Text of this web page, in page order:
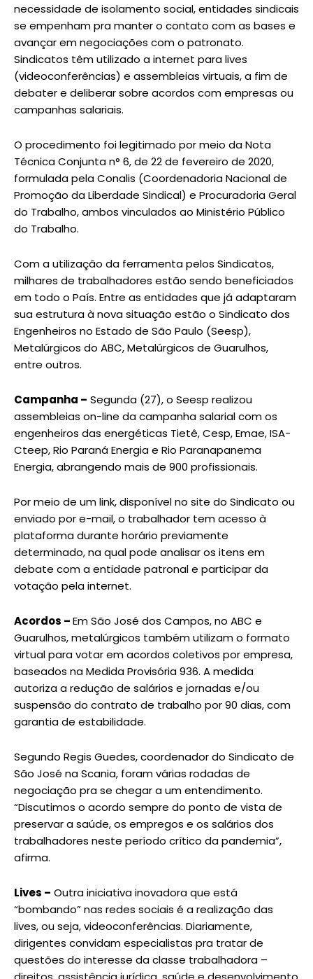
necessidade de isolamento social, entidades sindicais
se empenham pra manter o contato com as bases e
avançar em negociações com o patronato.
Sindicatos têm utilizado a internet para lives
(videoconferências) e assembleias virtuais, a fim de
debater e deliberar sobre acordos com empresas ou
campanhas salariais.
O procedimento foi legitimado por meio da Nota
Técnica Conjunta n° 6, de 22 de fevereiro de 2020,
formulada pela Conalis (Coordenadoria Nacional de
Promoção da Liberdade Sindical) e Procuradoria Geral
do Trabalho, ambos vinculados ao Ministério Público
do Trabalho.
Com a utilização da ferramenta pelos Sindicatos,
milhares de trabalhadores estão sendo beneficiados
em todo o País. Entre as entidades que já adaptaram
sua estrutura à nova situação estão o Sindicato dos
Engenheiros no Estado de São Paulo (Seesp),
Metalúrgicos do ABC, Metalúrgicos de Guarulhos,
entre outros.
Campanha – Segunda (27), o Seesp realizou
assembleias on-line da campanha salarial com os
engenheiros das energéticas Tietê, Cesp, Emae, ISA-
Cteep, Rio Paraná Energia e Rio Paranapanema
Energia, abrangendo mais de 900 profissionais.
Por meio de um link, disponível no site do Sindicato ou
enviado por e-mail, o trabalhador tem acesso à
plataforma durante horário previamente
determinado, na qual pode analisar os itens em
debate com a entidade patronal e participar da
votação pela internet.
Acordos –Em São José dos Campos, no ABC e
Guarulhos, metalúrgicos também utilizam o formato
virtual para votar em acordos coletivos por empresa,
baseados na Medida Provisória 936. A medida
autoriza a redução de salários e jornadas e/ou
suspensão do contrato de trabalho por 90 dias, com
garantia de estabilidade.
Segundo Regis Guedes, coordenador do Sindicato de
São José na Scania, foram várias rodadas de
negociação pra se chegar a um entendimento.
“Discutimos o acordo sempre do ponto de vista de
preservar a saúde, os empregos e os salários dos
trabalhadores neste período crítico da pandemia”,
afirma.
Lives – Outra iniciativa inovadora que está
“bombando” nas redes sociais é a realização das
lives, ou seja, videoconferências. Diariamente,
dirigentes convidam especialistas pra tratar de
questões do interesse da classe trabalhadora –